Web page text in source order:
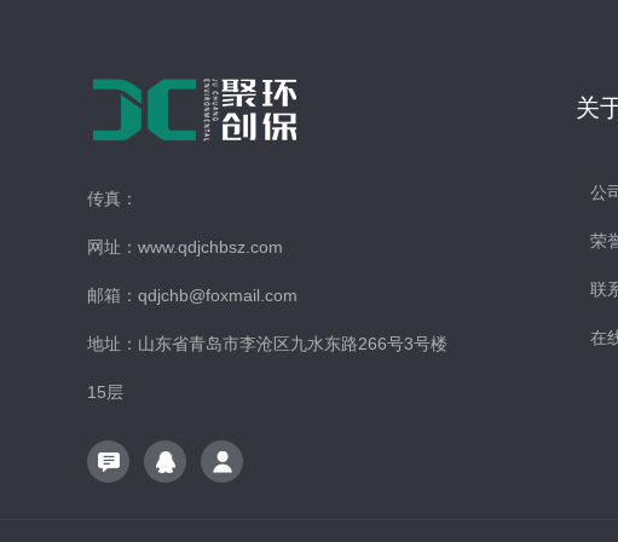
传真：
网址：www.qdjchbsz.com
邮箱：qdjchb@foxmail.com
地址：山东省青岛市李沧区九水东路266号3号楼
15层
关
公
荣
联
在